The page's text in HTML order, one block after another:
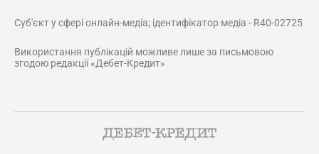
Суб'єкт у сфері онлайн-медіа; ідентифікатор медіа - R40-02725
Використання публікацій можливе лише за письмовою
згодою редакції «Дебет-Кредит»